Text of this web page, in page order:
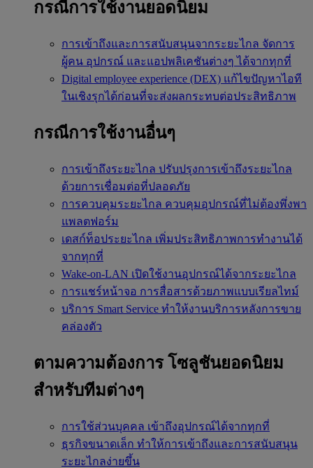
กรณีการใช้งานยอดนิยม
การเข้าถึงและการสนับสนุนจากระยะไกล จัดการ
ผู้คน อุปกรณ์ และแอปพลิเคชันต่างๆ ได้จากทุกที่
Digital employee experience (DEX) แก้ไขปัญหาไอที
ในเชิงรุกได้ก่อนที่จะส่งผลกระทบต่อประสิทธิภาพ
กรณีการใช้งานอื่นๆ
การเข้าถึงระยะไกล ปรับปรุงการเข้าถึงระยะไกล
ด้วยการเชื่อมต่อที่ปลอดภัย
การควบคุมระยะไกล ควบคุมอุปกรณ์ที่ไม่ต้องพึ่งพา
แพลตฟอร์ม
เดสก์ท็อประยะไกล เพิ่มประสิทธิภาพการทำงานได้
จากทุกที่
Wake-on-LAN เปิดใช้งานอุปกรณ์ได้จากระยะไกล
การแชร์หน้าจอ การสื่อสารด้วยภาพแบบเรียลไทม์
บริการ Smart Service ทำให้งานบริการหลังการขาย
คล่องตัว
ตามความต้องการ โซลูชันยอดนิยม
สำหรับทีมต่างๆ
การใช้ส่วนบุคคล เข้าถึงอุปกรณ์ได้จากทุกที่
ธุรกิจขนาดเล็ก ทำให้การเข้าถึงและการสนับสนุน
ระยะไกลง่ายขึ้น